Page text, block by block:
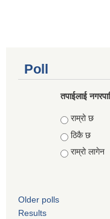
Poll
तपाईलाई
Choices
राम्रो छ
ठिकै छ
राम्रो लागेन
Older polls
Results